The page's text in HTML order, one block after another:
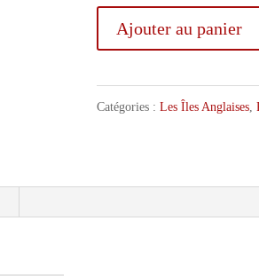
quantité
de
Kill
Devil
Ajouter au panier
Catégories : Les Îles Anglaises,